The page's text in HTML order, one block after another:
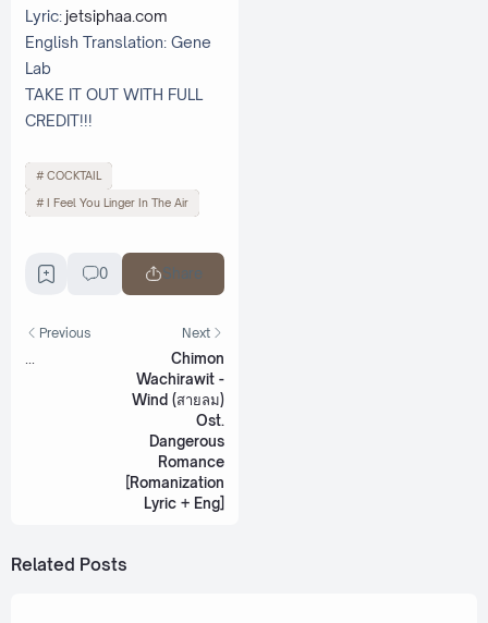
Lyric:jetsiphaa.com
English Translation: Gene
Lab
TAKE IT OUT WITH FULL
CREDIT!!!
COCKTAIL
I Feel You Linger In The Air
0 Share
Previous
...
Next
Chimon
Wachirawit -
Wind (สายลม)
Ost.
Dangerous
Romance
[Romanization
Lyric + Eng]
Related Posts